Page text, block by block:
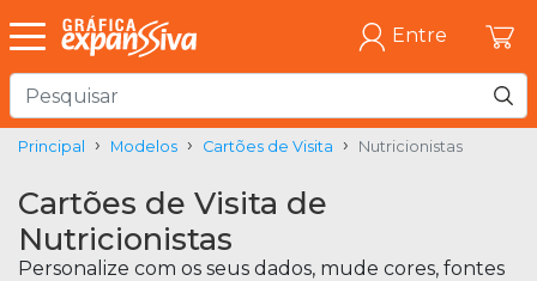
Entre
Principal Modelos Cartões de Visita Nutricionistas
Cartões de Visita de
Nutricionistas
Personalize com os seus dados, mude cores, fontes